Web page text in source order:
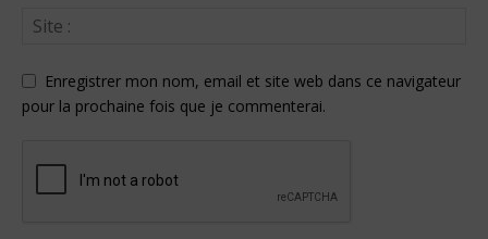
Enregistrer mon nom, email et site web dans ce navigateur
pour la prochaine fois que je commenterai.